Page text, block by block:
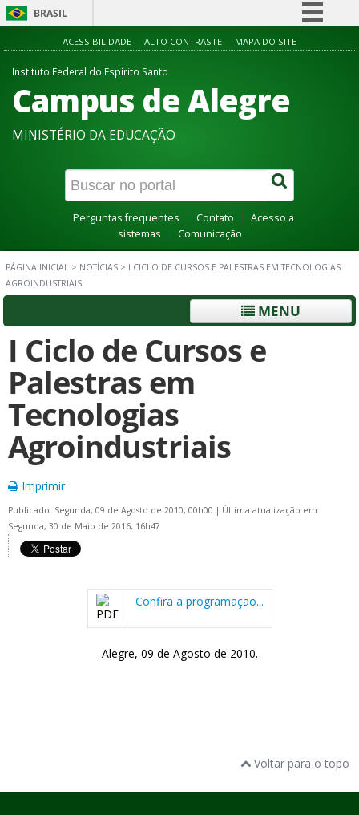
BRASIL
Simplifique!
Acesso à informação
Canais
ACESSIBILIDADE ALTO CONTRASTE MAPA DO SITE
Instituto Federal do Espírito Santo
Campus de Alegre
MINISTÉRIO DA EDUCAÇÃO
Perguntas frequentes Contato
Acesso a
sistemas
Comunicação
PÁGINA INICIAL > NOTÍCIAS > I CICLO DE CURSOS E PALESTRAS EM TECNOLOGIAS
AGROINDUSTRIAIS
MENU
I Ciclo de Cursos e
Palestras em
Tecnologias
Agroindustriais
Imprimir
Publicado: Segunda, 09 de Agosto de 2010, 00h00 | Última atualização em
Segunda, 30 de Maio de 2016, 16h47
Confira a programação...
Alegre, 09 de Agosto de 2010.
Voltar para o topo